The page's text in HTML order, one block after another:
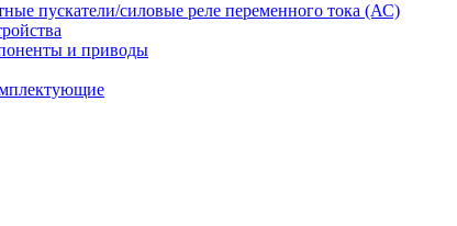
пускатели/силовые реле переменного тока (АС)
и приводы